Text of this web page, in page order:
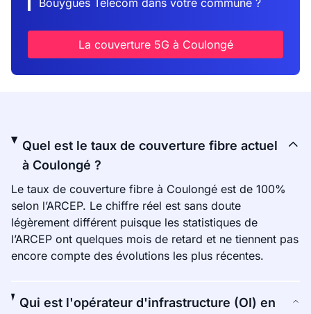
Bouygues Telecom dans votre commune ?
La couverture 5G à Coulongé
Quel est le taux de couverture fibre actuel
à Coulongé ?
Le taux de couverture fibre à Coulongé est de 100%
selon l’ARCEP. Le chiffre réel est sans doute
légèrement différent puisque les statistiques de
l’ARCEP ont quelques mois de retard et ne tiennent pas
encore compte des évolutions les plus récentes.
Qui est l'opérateur d'infrastructure (OI) en